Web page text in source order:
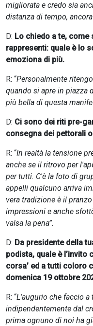
migliorata e credo sia
distanza di tempo,
D: Lo chiedo a te,
rappresenti: quale è lo
emoziona di più.
R: “Personalmente
quando si apre in piazza
più bella di questa
D: Ci sono dei riti pre-
consegna dei pettorali
R: “In realtà la tensione
anche se il ritrovo per
per tutti. C'è la foto di
appelli qualcuno arriva
vera tradizione è il
impressioni e anche
valsa la pena”.
D: Da presidente della
podista, quale è l’invito
corsa’ ed a tutti coloro
domenica 19 ottobre
R: “L’augurio che faccio
indipendentemente dal
prima ognuno di noi ha